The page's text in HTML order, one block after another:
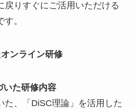
戻りすぐにご活用いただける
。
ンライン研修
いた研修内容
た、「DiSC理論」を活用した